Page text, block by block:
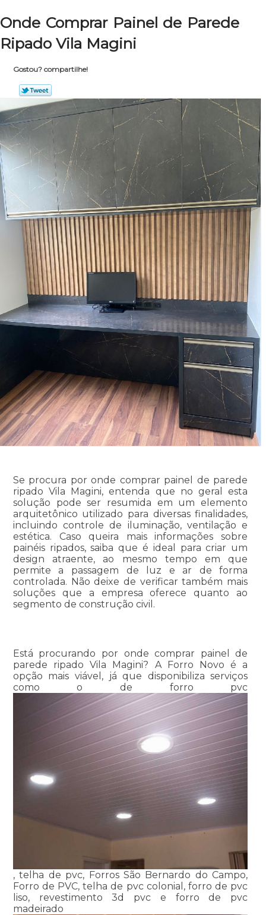
Onde Comprar Painel de Parede
Ripado Vila Magini
Gostou? compartilhe!
Se procura por onde comprar painel de parede
ripado Vila Magini, entenda que no geral esta
solução pode ser resumida em um elemento
arquitetônico utilizado para diversas finalidades,
incluindo controle de iluminação, ventilação e
estética. Caso queira mais informações sobre
painéis ripados, saiba que é ideal para criar um
design atraente, ao mesmo tempo em que
permite a passagem de luz e ar de forma
controlada. Não deixe de verificar também mais
soluções que a empresa oferece quanto ao
segmento de construção civil.
Está procurando por onde comprar painel de
parede ripado Vila Magini? A Forro Novo é a
opção mais viável, já que disponibiliza serviços
como o de forro pvc
, telha de pvc, Forros São Bernardo do Campo,
Forro de PVC, telha de pvc colonial, forro de pvc
liso, revestimento 3d pvc e forro de pvc
madeirado